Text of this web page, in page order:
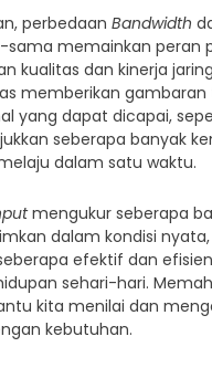
perbedaan Bandwidth
memainkan peran
kualitas dan kinerja
memberikan
yang dapat dicapai,
seberapa banyak
dalam satu waktu.
mengukur seberapa
dalam kondisi nyata,
efektif dan
sehari-hari.
kita menilai dan
kebutuhan.